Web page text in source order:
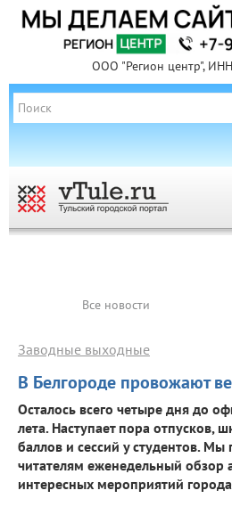
ООО "Регион центр",
Все новости
В Белгороде провожают
Заводные выходные
Осталось всего четыре дня до
лета. Наступает пора отпусков,
баллов и сессий у студентов.
читателям еженедельный
интересных мероприятий